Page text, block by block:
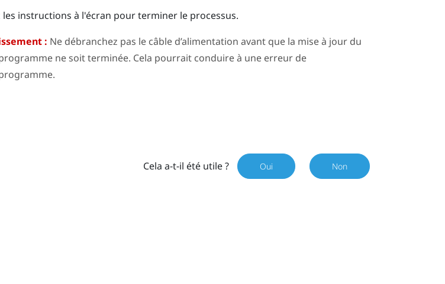
les instructions à l'écran pour terminer le processus.
: Ne débranchez pas le câble d’alimentation avant que la mise à jour du
ne soit terminée. Cela pourrait conduire à une erreur de
Cela a-t-il été utile ? Oui Non